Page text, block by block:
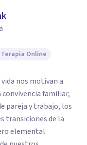
Terapia Online
nos motivan a
convivencia familiar,
pareja y trabajo, los
transiciones de la